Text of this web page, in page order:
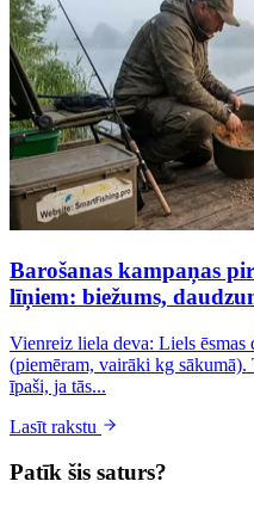
Barošanas kampaņas
līņiem: biežums,
Vienreiz liela deva: Liels ēsmas
(piemēram, vairāki kg
īpaši, ja tās...
Lasīt rakstu
Patīk šis saturs?